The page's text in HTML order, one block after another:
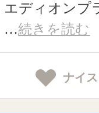
エディオンプ
…続きを読む
ナイス